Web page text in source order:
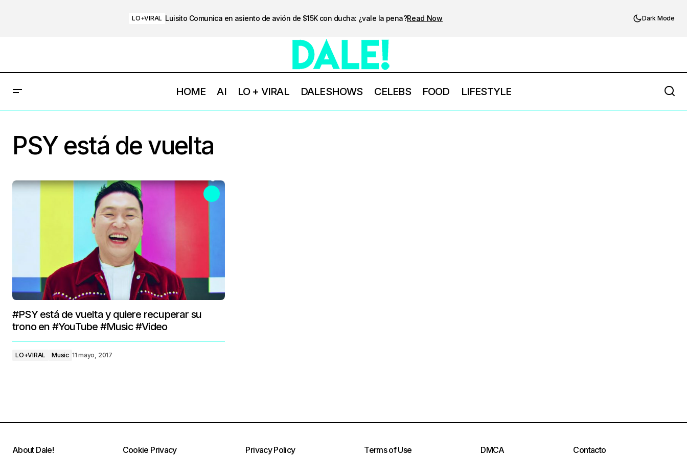
LO+VIRAL Luisito Comunica en asiento de avión de $15K con ducha: ¿vale la pena?Read Now Dark Mode
HOME AI LO + VIRAL DALESHOWS CELEBS FOOD LIFESTYLE
PSY está de vuelta
#PSY está de vuelta y quiere recuperar su
trono en #YouTube #Music #Video
LO+VIRAL Music 11 mayo, 2017
About Dale! Cookie Privacy Privacy Policy Terms of Use DMCA Contacto